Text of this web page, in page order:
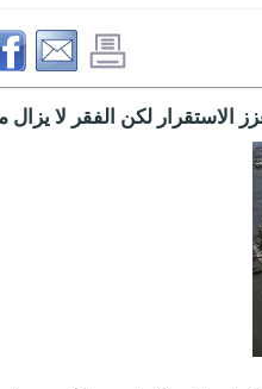
الاستقرار لكن الفقر لا يزال